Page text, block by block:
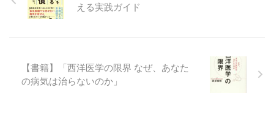
える実践ガイド
【書籍】「西洋医学の限界 なぜ、あなた
の病気は治らないのか」